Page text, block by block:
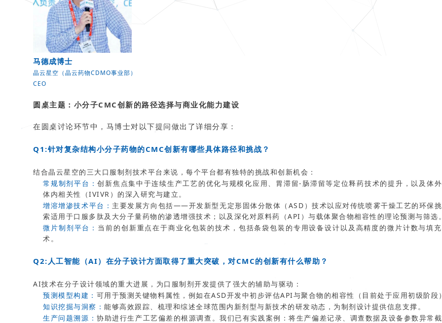
马德成博士
晶云星空（晶云药物CDMO事业部）
CEO
圆桌主题：小分子CMC创新的路径选择与商业化能力建设
在圆桌讨论环节中，马博士对以下提问做出了详细分享：
Q1:针对复杂结构小分子药物的CMC创新有哪些具体路径和挑战？
结合晶云星空的三大口服制剂技术平台来说，每个平台都有独特的挑战和创新机会：
常规制剂平台：创新焦点集中于连续生产工艺的优化与规模化应用、胃滞留-肠滞留等定位释药技术的提升，以及体
体内相关性（IVIVR）的深入研究与建立。
增溶增渗技术平台： 主要发展方向包括——开发新型无定形固体分散体（ASD）技术以应对传统喷雾干燥工艺的环保
索适用于口服多肽及大分子量药物的渗透增强技术；以及深化对原料药（API）与载体聚合物相容性的理论预测与筛选。
微片制剂平台： 当前的创新重点在于商业化包装的技术，包括条袋包装的专用设备设计以及高精度的微片计数与填
术。
Q2:人工智能（AI）在分子设计方面取得了重大突破，对CMC的创新有什么帮助？
AI技术在分子设计领域的重大进展，为口服制剂开发提供了强大的辅助与驱动：
预测模型构建： 可用于预测关键物料属性，例如在ASD开发中初步评估API与聚合物的相容性（目前处于应用初级阶段
知识挖掘与洞察：能够高效跟踪、梳理和综述全球范围内新剂型与新技术的研发动态，为制剂设计提供信息支撑。
生产问题溯源：协助进行生产工艺偏差的根源调查。我们已有实践案例：将生产偏差记录、调查数据及设备参数异常